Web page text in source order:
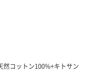
然コットン100%+キトサン